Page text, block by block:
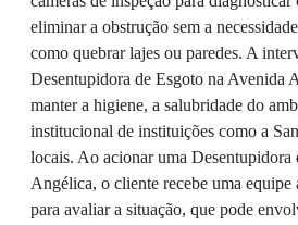
eliminar a obstrução sem a
como quebrar lajes ou paredes. A
Desentupidora de Esgoto na Avenida
manter a higiene, a salubridade do
institucional de instituições como a
locais. Ao acionar uma Desentupidora
Angélica, o cliente recebe uma equipe
para avaliar a situação, que pode